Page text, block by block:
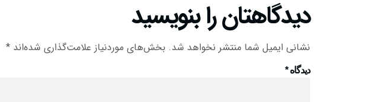
دیدگاهتان را بنویسید
نشانی ایمیل شما منتشر نخواهد شد. بخش‌های موردنیاز علامت‌گذاری شده‌اند *
دیدگاه*